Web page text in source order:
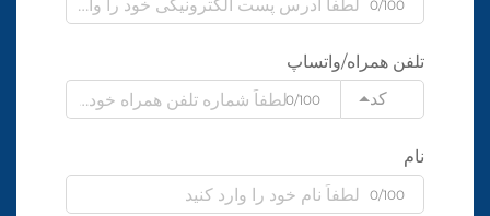
0/100
تلفن همراه/واتساپ
کد
0/100
نام
0/100